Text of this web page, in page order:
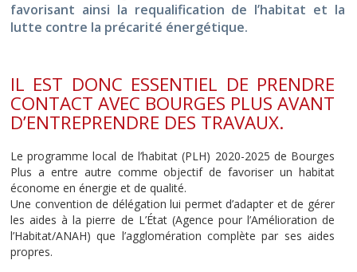
favorisant ainsi la requalification de l’habitat et la
lutte contre la précarité énergétique.
IL EST DONC ESSENTIEL DE PRENDRE
CONTACT AVEC BOURGES PLUS AVANT
D’ENTREPRENDRE DES TRAVAUX.
Le programme local de l’habitat (PLH) 2020-2025 de Bourges
Plus a entre autre comme objectif de favoriser un habitat
économe en énergie et de qualité.
Une convention de délégation lui permet d’adapter et de gérer
les aides à la pierre de L’État (Agence pour l’Amélioration de
l’Habitat/ANAH) que l’agglomération complète par ses aides
propres.